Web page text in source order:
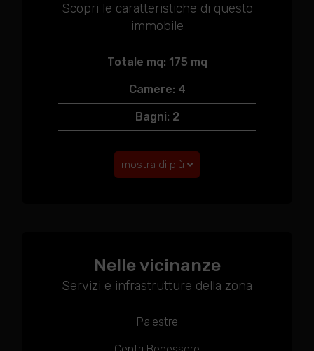
Scopri le caratteristiche di questo
immobile
Totale mq: 175 mq
Camere: 4
Bagni: 2
mostra di più
Nelle vicinanze
Servizi e infrastrutture della zona
Palestre